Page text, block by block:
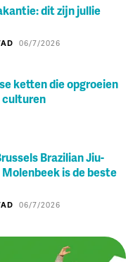
dit zijn jullie
06/7/2026
ketten die opgroeien
culturen
Brazilian Jiu-
is de beste
06/7/2026